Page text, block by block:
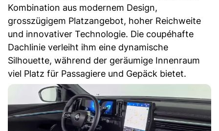
Kombination aus modernem Design,
grosszügigem Platzangebot, hoher Reichweite
und innovativer Technologie. Die coupéhafte
Dachlinie verleiht ihm eine dynamische
Silhouette, während der geräumige Innenraum
viel Platz für Passagiere und Gepäck bietet.